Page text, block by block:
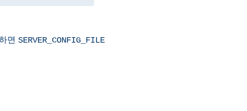
면 SERVER_CONFIG_FILE